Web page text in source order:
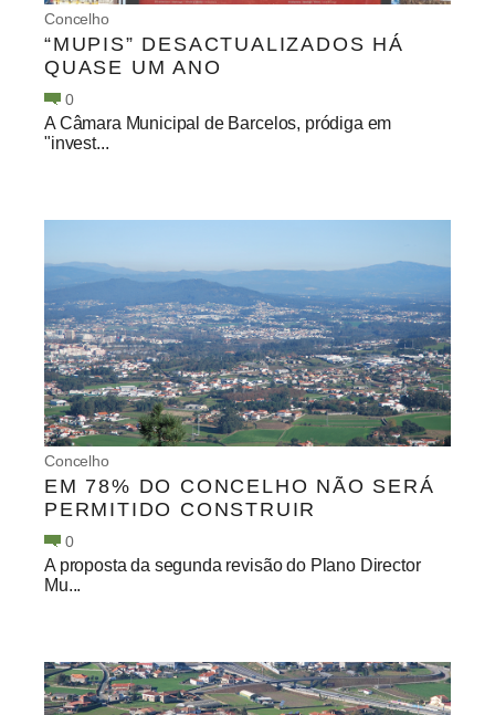
Concelho
“MUPIS” DESACTUALIZADOS HÁ
QUASE UM ANO
0
A Câmara Municipal de Barcelos, pródiga em
"invest...
Concelho
EM 78% DO CONCELHO NÃO SERÁ
PERMITIDO CONSTRUIR
0
A proposta da segunda revisão do Plano Director
Mu...